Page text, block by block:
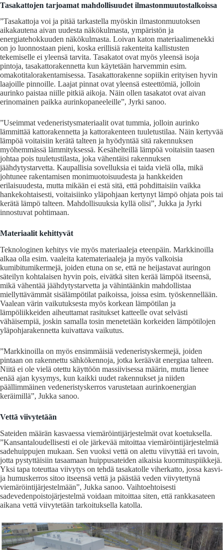
Tasakattojen tarjoamat mahdollisuudet ilmastonmuutostalkoissa
”Tasakattoja voi ja pitää tarkastella myöskin ilmastonmuutoksen
aikakautena aivan uudesta näkökulmasta, ympäristön ja
energiatehokkuuden näkökulmasta. Loivan katon materiaalimenekki
on jo luonnostaan pieni, koska erillisiä rakenteita kallistusten
tekemiselle ei yleensä tarvita. Tasakatot ovat myös yleensä isoja
pintoja, tasakattorakennetta kun käytetään harvemmin esim.
omakotitalorakentamisessa. Tasakattorakenne sopiikin erityisen hyvin
laajoille pinnoille. Laajat pinnat ovat yleensä esteettömiä, jolloin
aurinko paistaa niille pitkiä aikoja. Näin ollen tasakatot ovat aivan
erinomainen paikka aurinkopaneeleille”, Jyrki sanoo.
”Useimmat vedeneristysmateriaalit ovat tummia, jolloin aurinko
lämmittää kattorakennetta ja kattorakenteen tuuletustilaa. Näin kertyvää
lämpöä voitaisiin kerätä talteen ja hyödyntää sitä rakennuksen
myöhemmässä lämmityksessä. Kesähelteillä lämpöä voitaisiin taasen
johtaa pois tuuletustilasta, joka vähentäisi rakennuksen
jäähdytystarvetta. Kaupallisia sovelluksia ei taida vielä olla, mikä
johtunee rakentamisen monimuotoisuudesta ja hankkeiden
erilaisuudesta, mutta mikään ei estä sitä, että pohdittaisiin vaikka
hankekohtaisesti, voitaisiinko yläpohjaan kertynyt lämpö ohjata pois tai
kerätä lämpö talteen. Mahdollisuuksia kyllä olisi”, Jukka ja Jyrki
innostuvat pohtimaan.
Materiaalit kehittyvät
Teknologinen kehitys vie myös materiaaleja eteenpäin. Markkinoilla
alkaa olla esim. vaaleita katemateriaaleja ja myös valkoisia
kumibitumikermejä, joiden etuna on se, että ne heijastavat auringon
säteilyn kohtalaisen hyvin pois, eivätkä siten kerää lämpöä itseensä,
mikä vähentää jäähdytystarvetta ja vähintäänkin mahdollistaa
miellyttävämmät sisälämpötilat paikoissa, joissa esim. työskennellään.
Vaalean värin vaikutuksesta myös korkean lämpötilan ja
lämpöliikkeiden aiheuttamat rasitukset katteelle ovat selvästi
vähäisempiä, joskin samalla tosin menetetään korkeiden lämpötilojen
yläpohjarakennetta kuivattava vaikutus.
”Markkinoilla on myös ensimmäisiä vedeneristyskermejä, joiden
pintaan on rakennettu sähkökennoja, jotka keräävät energiaa talteen.
Niitä ei ole vielä otettu käyttöön massiivisessa määrin, mutta lienee
enää ajan kysymys, kun kaikki uudet rakennukset ja niiden
päällimmäinen vedeneristyskerros varustetaan aurinkoenergian
keräimillä”, Jukka sanoo.
Vettä viivytetään
Sateiden määrän kasvaessa viemäröintijärjestelmät ovat koetuksella.
”Kansantaloudellisesti ei ole järkevää mitoittaa viemäröintijärjestelmiä
sadehuippujen mukaan. Sen vuoksi vettä on alettu viivyttää eri tavoin,
jotta pystyttäisiin tasaamaan huippusateiden aikaisia kuormituspiikkejä.
Yksi tapa toteuttaa viivytys on tehdä tasakatolle viherkatto, jossa kasvi-
ja humuskerros sitoo itseensä vettä ja päästää veden viivytettynä
viemäröintijärjestelmään”, Jukka sanoo. Vaihtoehtoisesti
sadevedenpoistojärjestelmä voidaan mitoittaa siten, että rankkasateen
aikana vettä viivytetään tarkoituksella katolla.